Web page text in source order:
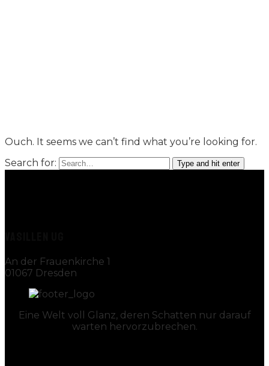
Ouch. It seems we can’t find what you’re looking for.
Search for:
Type and hit enter
An der Frauenkirche 1
01067 Dresden
Eine Welt voll Glanz, deren Schatten nur darauf
warten hervorzubrechen.